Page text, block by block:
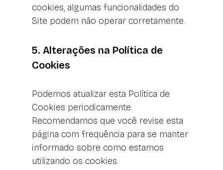
cookies, algumas funcionalidades do
Site podem não operar corretamente.
5. Alterações na Política de
Cookies
Podemos atualizar esta Política de
Cookies periodicamente.
Recomendamos que você revise esta
página com frequência para se manter
informado sobre como estamos
utilizando os cookies.